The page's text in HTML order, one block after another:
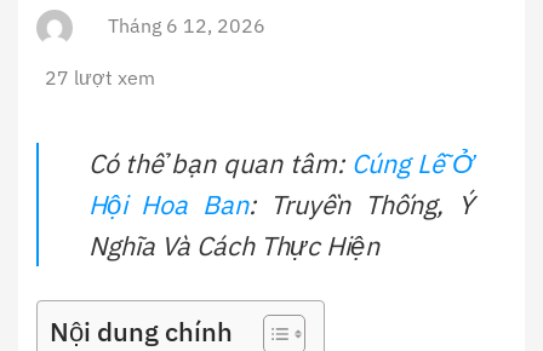
Tháng 6 12, 2026
27 lượt xem
Có thể bạn quan tâm: Cúng Lễ Ở
Hội Hoa Ban: Truyền Thống, Ý
Nghĩa Và Cách Thực Hiện
Nội dung chính